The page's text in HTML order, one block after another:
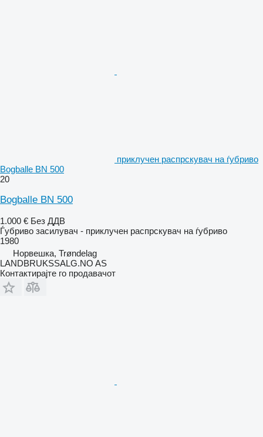
приклучен распрскувач на ѓубриво
Bogballe BN 500
20
Bogballe BN 500
1.000 € Без ДДВ
Ѓубриво засилувач - приклучен распрскувач на ѓубриво
1980
Норвешка, Trøndelag
LANDBRUKSSALG.NO AS
Контактирајте го продавачот